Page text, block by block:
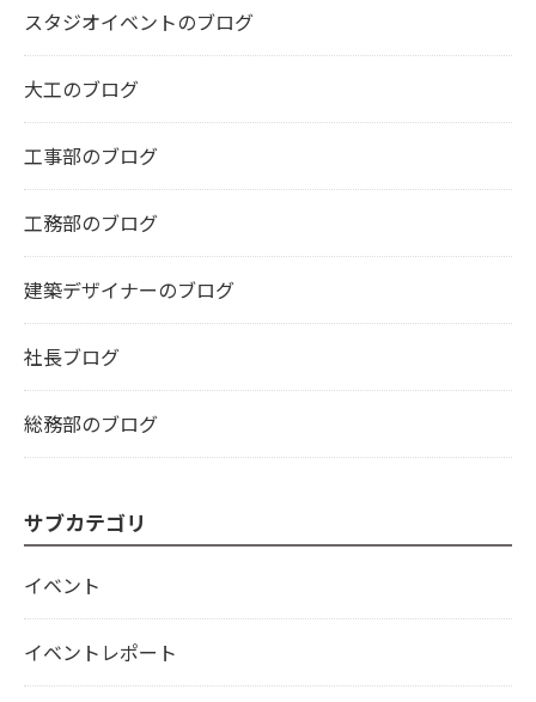
スタジオイベントのブログ
大工のブログ
工事部のブログ
工務部のブログ
建築デザイナーのブログ
社長ブログ
総務部のブログ
サブカテゴリ
イベント
イベントレポート